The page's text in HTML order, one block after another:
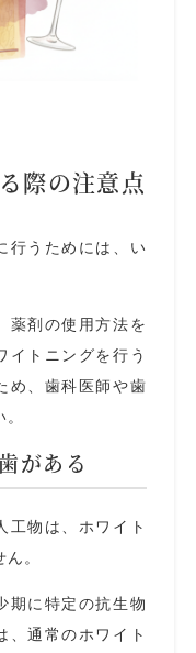
際の注意点
行うためには、い
薬剤の使用方法を
イトニングを行う
め、歯科医師や歯
がある
工物は、ホワイト
。
期に特定の抗生物
、通常のホワイト